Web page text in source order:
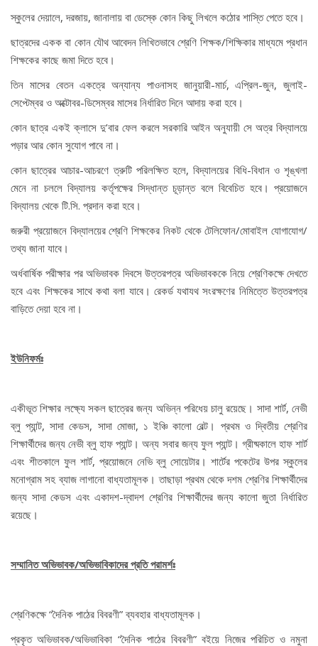
স্কুলের দেয়ালে, দরজায়, জানালায় বা ডেস্কে কোন কিছু লিখলে কঠোর শাস্তি পেতে হবে।
ছাত্রদের একক বা কোন যৌথ আবেদন লিখিতভাবে শ্রেণি শিক্ষক/শিক্ষিকার মাধ্যমে প্রধান
শিক্ষকের কাছে জমা দিতে হবে।
তিন মাসের বেতন একত্রে অন্যান্য পাওনাসহ জানুয়ারী-মার্চ, এপ্রিল-জুন, জুলাই-
সেপ্টেম্বর ও অক্টোবর-ডিসেম্বর মাসের নির্ধারিত দিনে আদায় করা হবে।
কোন ছাত্র একই ক্লাসে দু’বার ফেল করলে সরকারি আইন অনুযায়ী সে অত্র বিদ্যালয়ে
পড়ার আর কোন সুযোগ পাবে না।
কোন ছাত্রের আচার-আচরণে ত্রুটি পরিলক্ষিত হলে, বিদ্যালয়ের বিধি-বিধান ও শৃঙ্খলা
মেনে না চললে বিদ্যালয় কর্তৃপক্ষের সিদ্ধান্ত চূড়ান্ত বলে বিবেচিত হবে। প্রয়োজনে
বিদ্যালয় থেকে টি.সি. প্রদান করা হবে।
জরুরী প্রয়োজনে বিদ্যালয়ের শ্রেণি শিক্ষকের নিকট থেকে টেলিফোন/মোবাইল যোগাযোগ/
তথ্য জানা যাবে।
অর্ধবার্ষিক পরীক্ষার পর অভিভাবক দিবসে উত্তরপত্র অভিভাবককে নিয়ে শ্রেণিকক্ষে দেখতে
হবে এবং শিক্ষকের সাথে কথা বলা যাবে। রেকর্ড যথাযথ সংরক্ষণের নিমিত্তে উত্তরপত্র
বাড়িতে দেয়া হবে না।
ইউনিফর্মঃ
একীভূত শিক্ষার লক্ষ্যে সকল ছাত্রের জন্য অভিন্ন পরিধেয় চালু রয়েছে। সাদা শার্ট, নেভী
ব্লু প্যান্ট, সাদা কেডস, সাদা মোজা, ১ ইঞ্চি কালো বেল্ট। প্রথম ও দ্বিতীয় শ্রেণির
শিক্ষার্থীদের জন্য নেভী ব্লু হাফ প্যান্ট। অন্য সবার জন্য ফুল প্যান্ট। গ্রীষ্মকালে হাফ শার্ট
এবং শীতকালে ফুল শার্ট, প্রয়োজনে নেভি ব্লু সোয়েটার। শার্টের পকেটের উপর স্কুলের
মনোগ্রাম সহ ব্যাজ লাগানো বাধ্যতামূলক। তাছাড়া প্রথম থেকে দশম শ্রেণির শিক্ষার্থীদের
জন্য সাদা কেডস এবং একাদশ-দ্বাদশ শ্রেণির শিক্ষার্থীদের জন্য কালো জুতা নির্ধারিত
রয়েছে।
সম্মানিত অভিভাবক/অভিভাবিকাদের প্রতি পরামর্শঃ
শ্রেণিকক্ষে “দৈনিক পাঠের বিবরণী” ব্যবহার বাধ্যতামূলক।
প্রকৃত অভিভাবক/অভিভাবিকা “দৈনিক পাঠের বিবরণী” বইয়ে নিজের পরিচিত ও নমুনা